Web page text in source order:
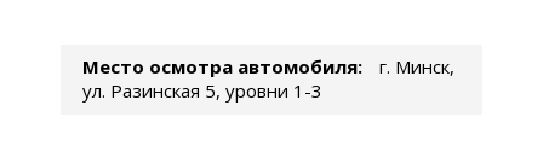
Место осмотра автомобиля:
г. Минск,
ул. Разинская 5, уровни 1-3